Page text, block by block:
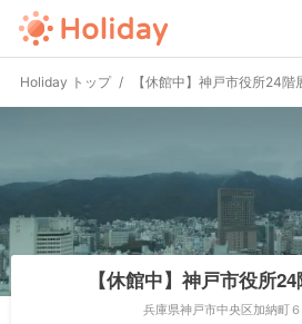
Holiday トップ 【休館中】神戸市役所24階
【休館中】神戸市役所
兵庫県神戸市中央区加納町６